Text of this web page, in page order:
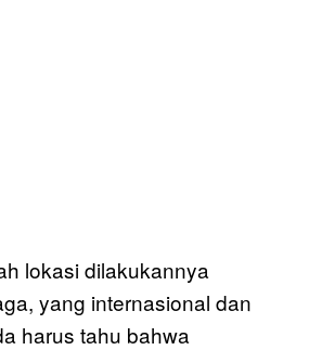
lokasi dilakukannya
yang internasional dan
harus tahu bahwa